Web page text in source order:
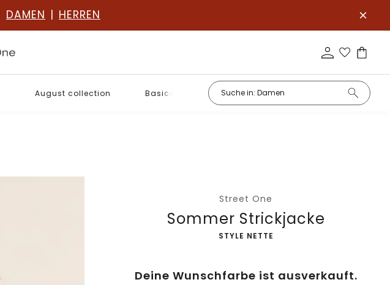
DAMEN | HERREN
August collection Basics
Street One
Sommer Strickjacke
-
STYLE NETTE
Deine Wunschfarbe ist ausverkauft.